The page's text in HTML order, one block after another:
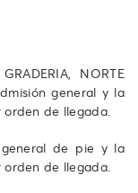
NORTE
general y la
orden de llegada.
de pie y la
orden de llegada.